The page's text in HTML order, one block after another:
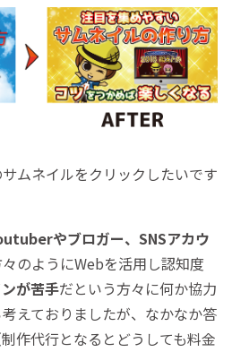
ムネイルをクリックしたいです
やブロガー、SNSアカウ
のようにWebを活用し認知度
が苦手だという方々に何か協力
えておりましたが、なかなか答
作代行となるとどうしても料金